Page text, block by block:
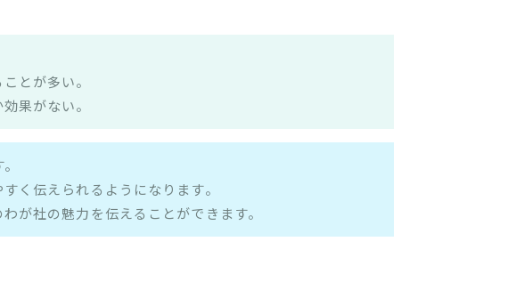
とが多い。
果がない。
く伝えられるようになります。
が社の魅力を伝えることができます。